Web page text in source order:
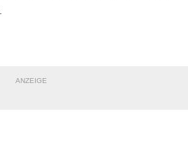
ANZEIGE